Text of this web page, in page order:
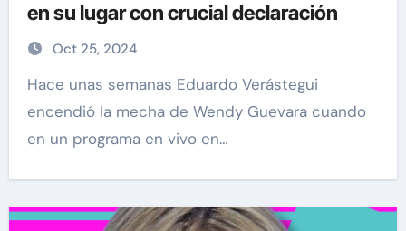
en su lugar con crucial declaración
Oct 25, 2024
Hace unas semanas Eduardo Verástegui
encendió la mecha de Wendy Guevara cuando
en un programa en vivo en…